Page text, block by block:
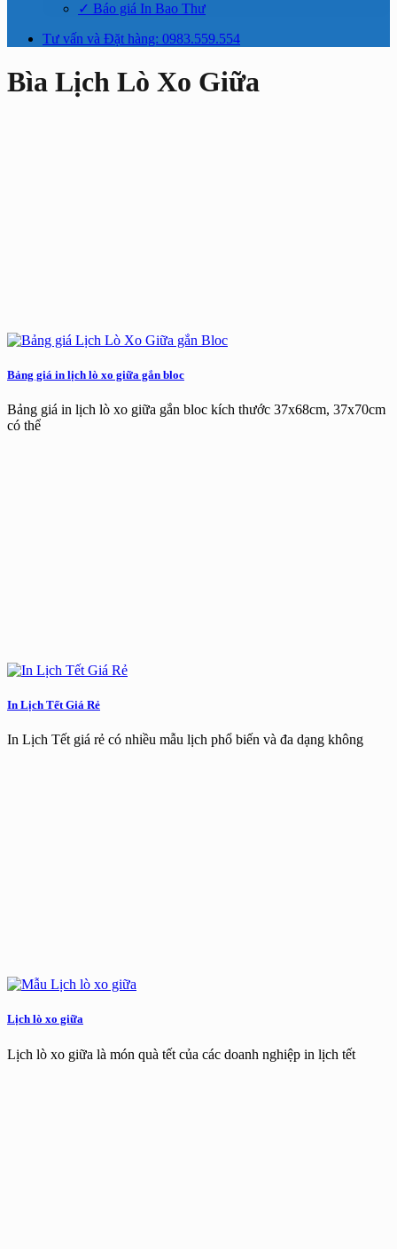
✓ Báo giá In Bao Thư
Tư vấn và Đặt hàng: 0983.559.554
Bìa Lịch Lò Xo Giữa
Bảng giá in lịch lò xo giữa gắn bloc
Bảng giá in lịch lò xo giữa gắn bloc kích thước 37x68cm, 37x70cm
có thể
In Lịch Tết Giá Rẻ
In Lịch Tết giá rẻ có nhiều mẫu lịch phổ biến và đa dạng không
Lịch lò xo giữa
Lịch lò xo giữa là món quà tết của các doanh nghiệp in lịch tết